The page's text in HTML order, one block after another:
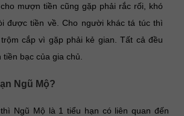
mượn tiền cũng gặp phải rắc rối, khó
được tiền về. Cho người khác tá túc thì
cắp vì gặp phải kẻ gian. Tất cả đều
bạc của gia chủ.
Ngũ Mộ?
Ngũ Mộ là 1 tiểu hạn có liên quan đến